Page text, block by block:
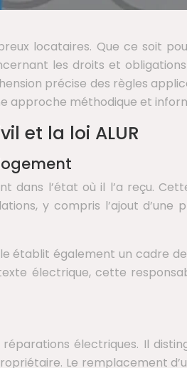
locataires. Que ce soit
les droits et
précise des règles
approche méthodique et
et la loi ALUR
dans l’état où il l’a reçu.
y compris l’ajout d’une
établit également un cadre
électrique, cette
électriques. Il
Le remplacement